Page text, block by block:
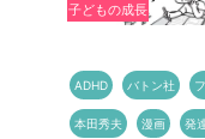
子どもの成長
ADHD バトン社
本田秀夫 漫画 発